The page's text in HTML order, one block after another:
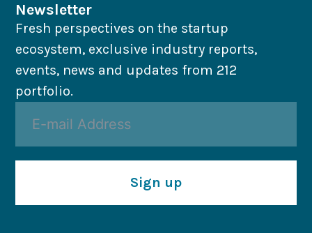
Newsletter
Fresh perspectives on the startup
ecosystem, exclusive industry reports,
events, news and updates from 212
portfolio.
Sign up